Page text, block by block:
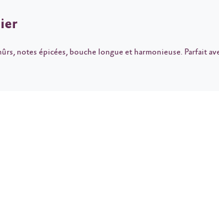
notes épicées, bouche longue et harmonieuse. Parfait